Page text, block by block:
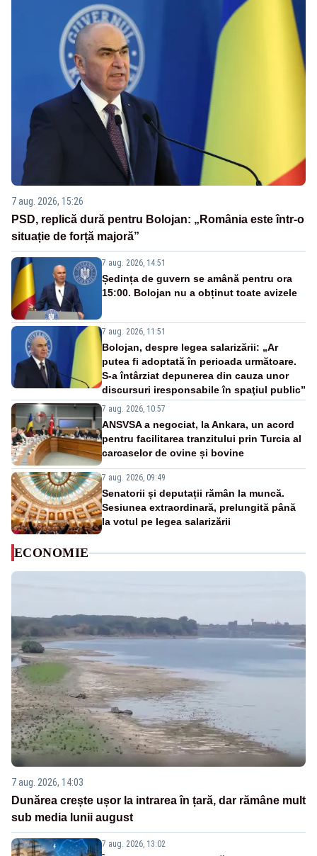
7 aug. 2026, 15:26
PSD, replică dură pentru Bolojan: „România este într-o
situație de forță majoră”
7 aug. 2026, 14:51
Ședința de guvern se amână pentru ora
15:00. Bolojan nu a obținut toate avizele
7 aug. 2026, 11:51
Bolojan, despre legea salarizării: „Ar
putea fi adoptată în perioada următoare.
S-a întârziat depunerea din cauza unor
discursuri iresponsabile în spaţiul public”
7 aug. 2026, 10:57
ANSVSA a negociat, la Ankara, un acord
pentru facilitarea tranzitului prin Turcia al
carcaselor de ovine și bovine
7 aug. 2026, 09:49
Senatorii și deputații rămân la muncă.
Sesiunea extraordinară, prelungită până
la votul pe legea salarizării
ECONOMIE
7 aug. 2026, 14:03
Dunărea crește ușor la intrarea în țară, dar rămâne mult
sub media lunii august
7 aug. 2026, 13:02